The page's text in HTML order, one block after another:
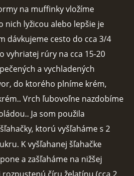
na muffinky vložíme
nich lyžicou alebo lepšie je
dávkujeme cesto do cca 3/4
vyhriatej rúry na cca 15-20
a vychladených
do ktorého plníme krém,
Vrch ľubovoľne nazdobíme
Ja som použila
ktorú vyšľaháme s 2
K vyšľahanej šľahačke
a zašľaháme na nižšej